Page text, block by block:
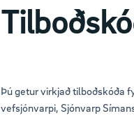
Þú getur virkjað tilboðskóða
vefsjónvarpi, Sjónvarp